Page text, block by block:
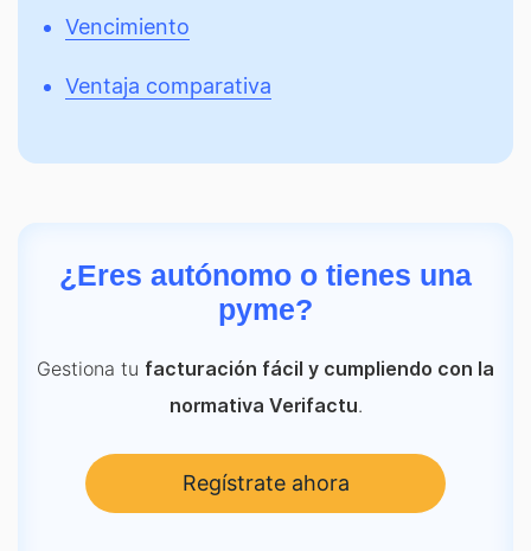
Vencimiento
Ventaja comparativa
¿Eres autónomo o tienes una
pyme?
Gestiona tu facturación fácil y cumpliendo con la
normativa Verifactu.
Regístrate ahora